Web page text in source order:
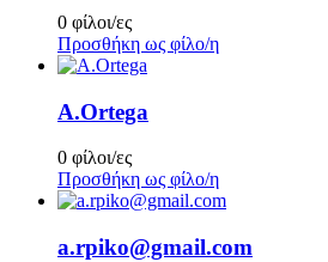
0 φίλοι/ες
Προσθήκη ως φίλο/η
A.Ortega
0 φίλοι/ες
Προσθήκη ως φίλο/η
a.rpiko@gmail.com